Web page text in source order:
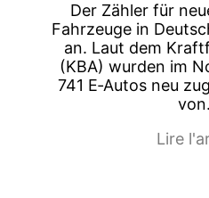
Der Zähler für
Fahrzeuge in
an. Laut dem
(KBA) wurden im
741 E‑Autos neu
Lire